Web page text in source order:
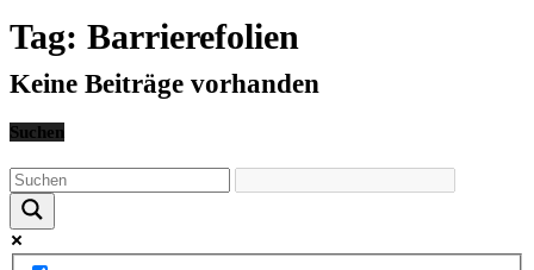
Tag: Barrierefolien
Keine Beiträge vorhanden
Suchen